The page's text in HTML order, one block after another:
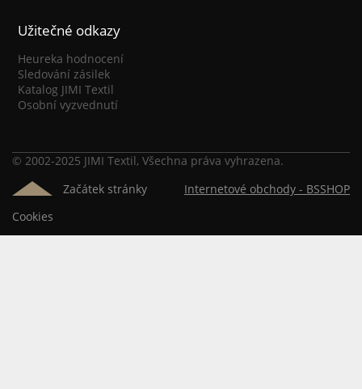
Užitečné odkazy
Heureka hodnocení
Sledování zásilek
Katalog JIMI Textil
Osobní vyzvednutí
© 2002-2025 JIMI Textil, Všechna práva vyhrazena.
Začátek stránky
Internetové obchody - BSSHOP
Cookies